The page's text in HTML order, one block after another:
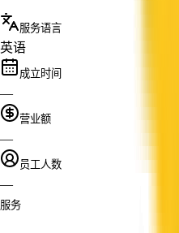
服务语言
英语
成立时间
—
营业额
—
员工人数
—
服务